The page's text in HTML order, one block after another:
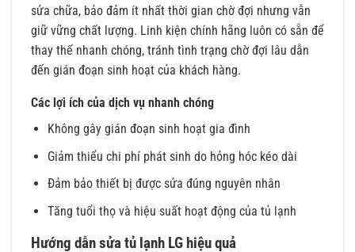
sửa chữa, bảo đảm ít nhất thời gian chờ đợi nhưng vẫn
giữ vững chất lượng. Linh kiện chính hãng luôn có sẵn để
thay thế nhanh chóng, tránh tình trạng chờ đợi lâu dẫn
đến gián đoạn sinh hoạt của khách hàng.
Các lợi ích của dịch vụ nhanh chóng
Không gây gián đoạn sinh hoạt gia đình
Giảm thiểu chi phí phát sinh do hỏng hóc kéo dài
Đảm bảo thiết bị được sửa đúng nguyên nhân
Tăng tuổi thọ và hiệu suất hoạt động của tủ lạnh
Hướng dẫn sửa tủ lạnh LG hiệu quả